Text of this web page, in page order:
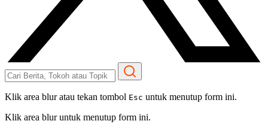
Klik area blur atau tekan tombol Esc untuk menutup form ini.
Klik area blur untuk menutup form ini.